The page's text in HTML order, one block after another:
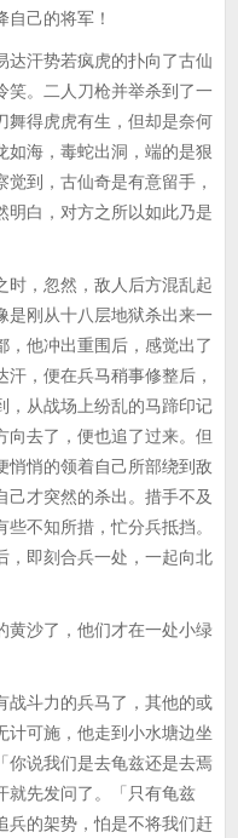
己的将军！
汗势若疯虎的扑向了古仙
笑。二人刀枪并举杀到了一
舞得虎虎有生，但却是奈何
如海，毒蛇出洞，端的是狠
到，古仙奇是有意留手，
明白，对方之所以如此乃是
，忽然，敌人后方混乱起
是刚从十八层地狱杀出来一
，他冲出重围后，感觉出了
，便在兵马稍事修整后，
，从战场上纷乱的马蹄印记
向去了，便也追了过来。但
悄悄的领着自己所部绕到敌
己才突然的杀出。措手不及
不知所措，忙分兵抵挡。
，即刻合兵一处，一起向北
沙了，他们才在一处小绿
斗力的兵马了，其他的或
计可施，他走到小水塘边坐
你说我们是去龟兹还是去焉
就先发问了。「只有龟兹
兵的架势，怕是不将我们赶